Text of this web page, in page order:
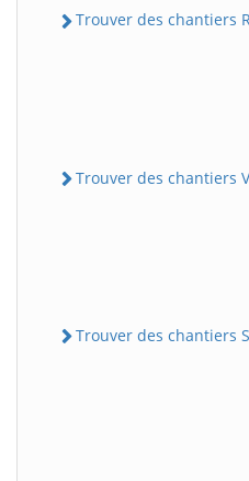
Trouver des chantiers
Trouver des chantiers
Trouver des chantiers